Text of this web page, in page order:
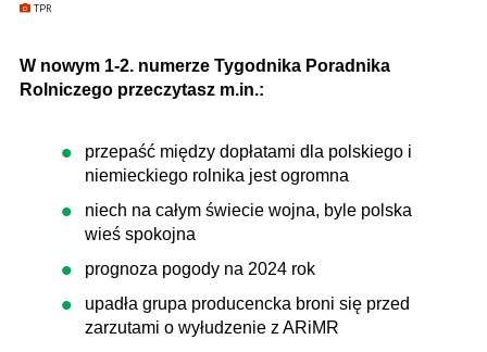
TPR
W nowym 1-2. numerze Tygodnika Poradnika
Rolniczego przeczytasz m.in.:
przepaść między dopłatami dla polskiego i
niemieckiego rolnika jest ogromna
niech na całym świecie wojna, byle polska
wieś spokojna
prognoza pogody na 2024 rok
upadła grupa producencka broni się przed
zarzutami o wyłudzenie z ARiMR